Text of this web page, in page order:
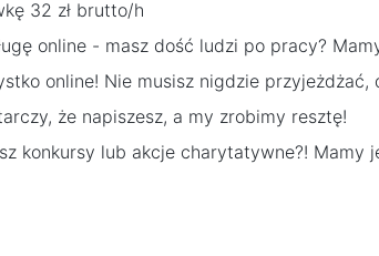
32 zł brutto/h
online - masz dość ludzi po pracy?
online! Nie musisz nigdzie
że napiszesz, a my zrobimy resztę!
konkursy lub akcje charytatywne?! Mamy